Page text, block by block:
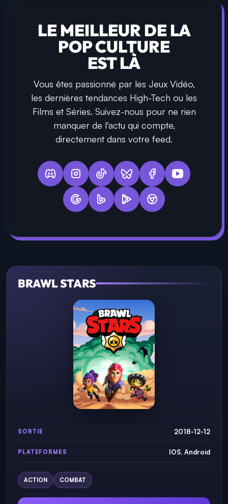
LE MEILLEUR DE LA
POP CULTURE
EST LÀ
Vous êtes passionné par les Jeux Vidéo,
les dernières tendances High-Tech ou les
Films et Séries. Suivez-nous pour ne rien
manquer de l'actu qui compte,
directement dans votre feed.
BRAWL STARS
SORTIE 2018-12-12
PLATEFORMES IOS, Android
ACTION COMBAT